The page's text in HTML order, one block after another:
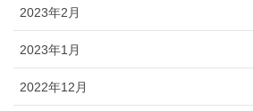
2023年2月
2023年1月
2022年12月